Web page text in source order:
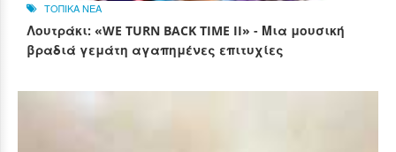
ΤΟΠΙΚΑ ΝΕΑ
Λουτράκι: «WE TURN BACK TIME II» - Μια μουσική
βραδιά γεμάτη αγαπημένες επιτυχίες